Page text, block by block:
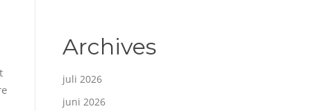
Archives
juli 2026
juni 2026